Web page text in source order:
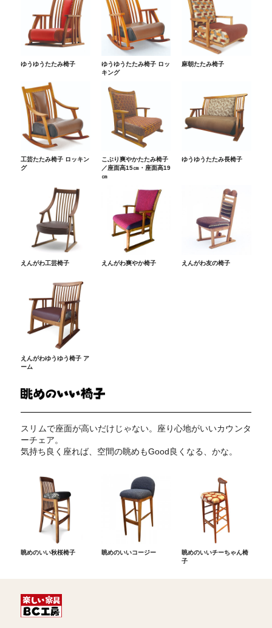
ゆうゆうたたみ椅子
ゆうゆうたたみ椅子 ロッ
キング
麻朝たたみ椅子
工芸たたみ椅子 ロッキン
グ
こぶり爽やかたたみ椅子
／座面高15㎝・座面高19
㎝
ゆうゆうたたみ長椅子
えんがわ工芸椅子 えんがわ爽やか椅子 えんがわ友の椅子
えんがわゆうゆう椅子 ア
ーム
スリムで座面が高いだけじゃない。座り心地がいいカウンタ
ーチェア。
気持ち良く座れば、空間の眺めもGood良くなる、かな。
眺めのいい秋桜椅子 眺めのいいコージー
眺めのいいチーちゃん椅
子